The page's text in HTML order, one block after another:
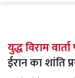
युद्ध विराम
ईरान का शांति